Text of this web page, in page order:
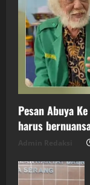
Pesan Abuya
harus